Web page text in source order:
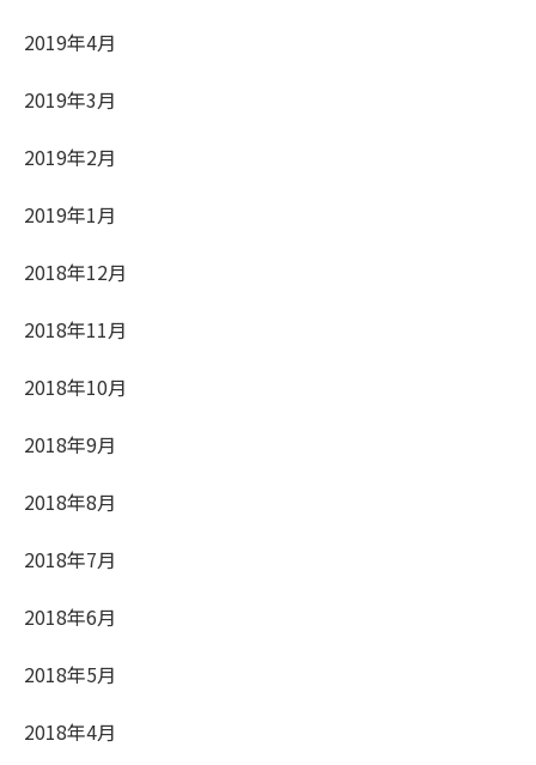
2019年4月
2019年3月
2019年2月
2019年1月
2018年12月
2018年11月
2018年10月
2018年9月
2018年8月
2018年7月
2018年6月
2018年5月
2018年4月